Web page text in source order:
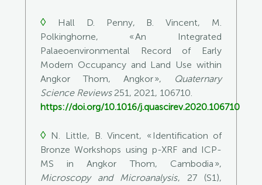
◊
Hall D. Penny, B. Vincent, M.
Polkinghorne, « An Integrated
Palaeoenvironmental Record of Early
Modern Occupancy and Land Use within
Angkor Thom, Angkor », Quaternary
Science Reviews251, 2021, 106710.
https://doi.org/10.1016/j.quascirev.2020.106710
◊ N. Little, B. Vincent, « Identification of
Bronze Workshops using p-XRF and ICP-
MS in Angkor Thom, Cambodia »,
Microscopy and Microanalysis, 27 (S1),